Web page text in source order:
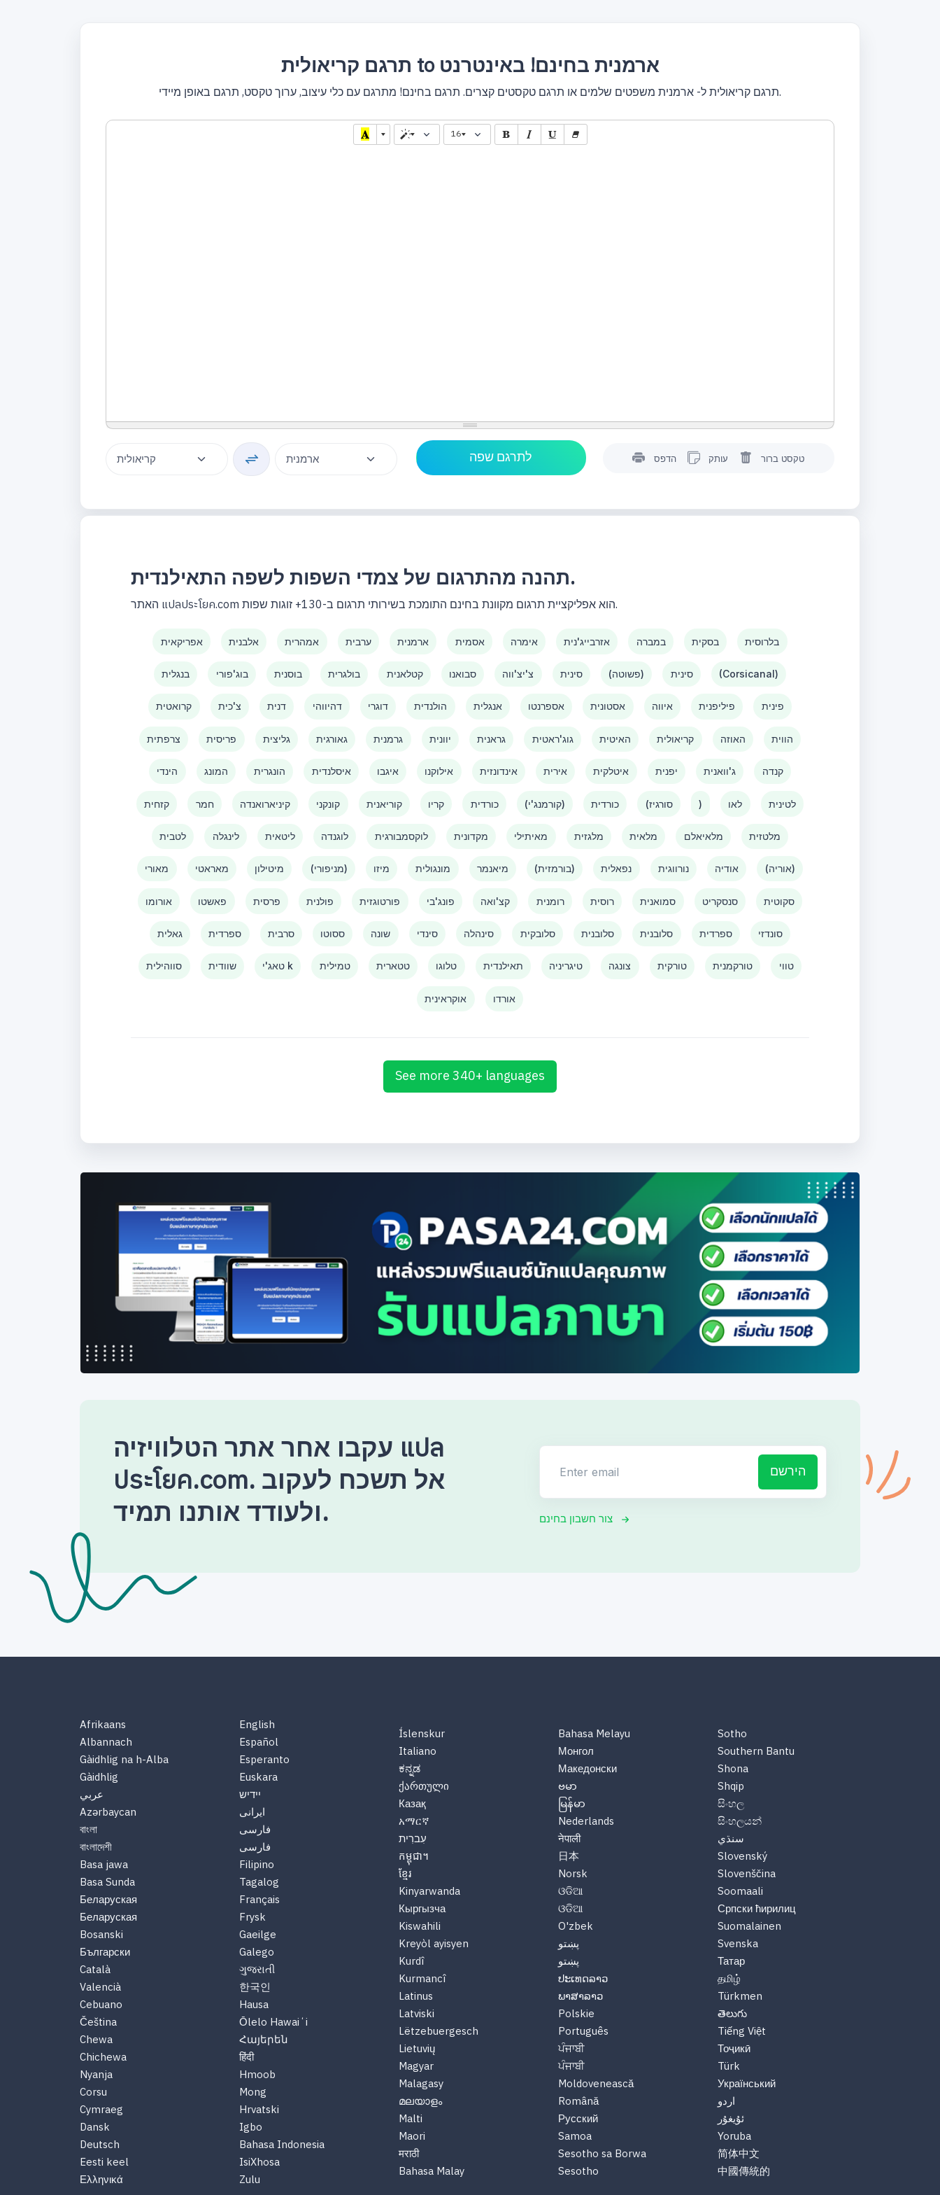
תרגם קריאולית to ארמנית בחינם! באינטרנט
תרגם קריאולית ל- ארמנית משפטים שלמים או תרגם טקסטים קצרים. תרגם בחינם! מתרגם עם כלי עיצוב, ערוך טקסט, תרגם באופן מיידי.
16
הדפס עותק טקסט ברור
תהנה מהתרגום של צמדי השפות לשפה התאילנדית.
האתר แปลประโยค.com הוא אפליקציית תרגום מקוונת בחינם התומכת בשירותי תרגום ב-130+ זוגות שפות.
אפריקאית אלבנית אמהרית ערבית ארמנית אסמית אימרה אזרבייג'נית במברה בסקית בלרוסית
בנגלית בוג'פורי בוסנית בולגרית קטלאנית סבואנו צ'יצ'ווה סינית (פשוטה) סינית (Corsicanal)
קרואטית צ'כית דנית דהיווהי דוגרי הולנדית אנגלית אספרנטו אסטונית איווה פיליפנית פינית
צרפתית פריסית גליצית גאורגית גרמנית יוונית גראנית גוג'ראטית האיטית קריאולית האוזה הווית
הינדי המונג הונגרית איסלנדית איגבו אילוקנו אינדונזית אירית איטלקית יפנית ג'וואנית קנדה
קזחית חמר קיניארואנדה קונקני קוריאנית קריו כורדית (קורמנג'י) כורדית (סורגיז ) לאו לטינית
לטבית לינגלה ליטאית לוגנדה לוקסמבורגית מקדונית מאיתילי מלגזית מלאית מלאיאלם מלטזית
מאורי מאראטי מיטילון (מניפורי) מיזו מונגולית מיאנמר (בורמזית) נפאלית נורווגית אודיה (אוריה)
אורומו פאשטו פרסית פולנית פורטוגזית פונג'בי קצ'ואה רומנית רוסית סמואנית סנסקריט סקוטית
גאלית ספרדית סרבית ססוטו שונה סינדי סינהלה סלובקית סלובנית סלובנית ספרדית סונדזי
סווהילית שוודית טאג'י k טמילית טטארית טלוגו תאילנדית טיגריניה צונגה טורקית טורקמנית טווי
אוקראינית אורדו
See more 340+ languages
עקבו אחר אתר הטלוויזיה แปล
ประโยค.com. אל תשכח לעקוב
ולעודד אותנו תמיד.
הירשם
צור חשבון בחינם
Afrikaans
Albannach
Gàidhlig na h-Alba
Gàidhlig
عربي
Azərbaycan
বাংলা
বাংলাদেশী
Basa jawa
Basa Sunda
Беларуская
Беларуская
Bosanski
Български
Català
Valencià
Cebuano
Čeština
Chewa
Chichewa
Nyanja
Corsu
Cymraeg
Dansk
Deutsch
Eesti keel
Ελληνικά
English
Español
Esperanto
Euskara
יידיש
ایرانی
فارسی
فارسی
Filipino
Tagalog
Français
Frysk
Gaeilge
Galego
ગુજરાતી
한국인
Hausa
Ōlelo Hawaiʻi
Հայերեն
हिंदी
Hmoob
Mong
Hrvatski
Igbo
Bahasa Indonesia
IsiXhosa
Zulu
Íslenskur
Italiano
ಕನ್ನಡ
ქართული
Казақ
አማርኛ
עִברִית
កម្ពុជា។
ខ្មែរ
Kinyarwanda
Кыргызча
Kiswahili
Kreyòl ayisyen
Kurdî
Kurmancî
Latinus
Latviski
Lëtzebuergesch
Lietuvių
Magyar
Malagasy
മലയാളം
Malti
Maori
मराठी
Bahasa Malay
Bahasa Melayu
Монгол
Македонски
ဗမာ
မြန်မာ
Nederlands
नेपाली
日本
Norsk
ଓଡିଆ
ଓଡିଆ
O'zbek
پښتو
پښتو
ປະເທດລາວ
ພາສາລາວ
Polskie
Português
ਪੰਜਾਬੀ
ਪੰਜਾਬੀ
Moldovenească
Română
Русский
Samoa
Sesotho sa Borwa
Sesotho
Sotho
Southern Bantu
Shona
Shqip
සිංහල
සිංහලයන්
سنڌي
Slovenský
Slovenščina
Soomaali
Српски ћирилиц
Suomalainen
Svenska
Татар
தமிழ்
Türkmen
తెలుగు
Tiếng Việt
Тоҷикӣ
Türk
Український
اردو
ئۇيغۇر
Yoruba
简体中文
中國傳統的